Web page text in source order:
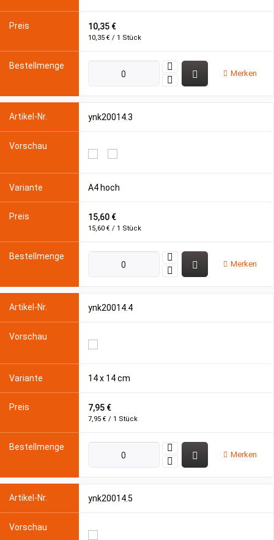
10,35 €
10,35 € / 1 Stück
Merken
ynk20014.3
A4 hoch
15,60 €
15,60 € / 1 Stück
Merken
ynk20014.4
14 x 14 cm
7,95 €
7,95 € / 1 Stück
Merken
ynk20014.5